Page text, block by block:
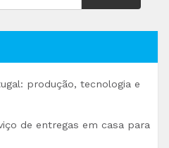
produção, tecnologia e
de entregas em casa para